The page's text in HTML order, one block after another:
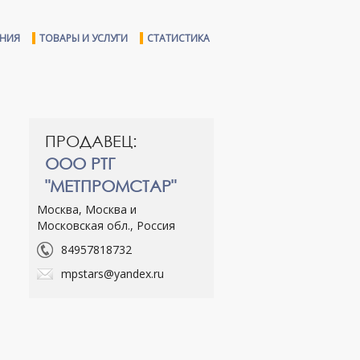
ТОВАРЫ И УСЛУГИ СТАТИСТИКА
ПРОДАВЕЦ:
ООО РТГ
"МЕТПРОМСТАР"
Москва, Москва и
Московская обл., Россия
84957818732
mpstars@yandex.ru